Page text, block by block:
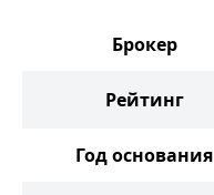
Брокер
Рейтинг
Год основания